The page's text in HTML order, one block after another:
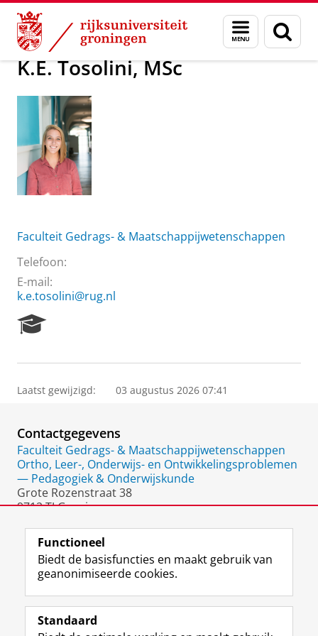
Skip
Content
Skip
Navigation
Menu
en
zoeken
Over ons K.E. Tosolini, MSc
K.E. Tosolini, MSc
Faculteit Gedrags- & Maatschappijwetenschappen
Telefoon:
E-mail:
k.e.tosolini@rug.nl
e
r
P
o
r
t
a
l
Laatst gewijzigd: 03 augustus 2026 07:41
Contactgegevens
Faculteit Gedrags- & Maatschappijwetenschappen
Ortho, Leer-, Onderwijs- en Ontwikkelingsproblemen
— Pedagogiek & Onderwijskunde
Grote Rozenstraat 38
9712 TJ Groningen
Volg de RUG
F
a
L
i
R
S
I
n
Y
o
Functioneel
Biedt de basisfuncties en maakt gebruik van
geanonimiseerde cookies.
Standaard